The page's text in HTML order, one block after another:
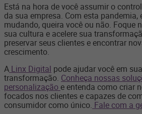
Está na hora de você assumir o
da sua empresa. Com esta pandemia,
mudando, queira você ou não. Foque
sua cultura e acelere sua
preservar seus clientes e encontrar
crescimento.
A Linx Digital pode ajudar você em
transformação. Conheça nossas
personalização e entenda como criar
focados nos clientes e capazes de
consumidor como único. Fale com a